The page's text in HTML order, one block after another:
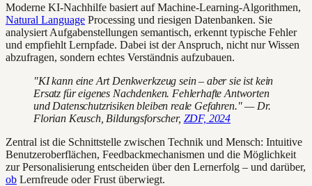
Moderne KI-Nachhilfe basiert auf Machine-Learning-Algorithmen,
Natural Language Processing und riesigen Datenbanken. Sie
analysiert Aufgabenstellungen semantisch, erkennt typische Fehler
und empfiehlt Lernpfade. Dabei ist der Anspruch, nicht nur Wissen
abzufragen, sondern echtes Verständnis aufzubauen.
"KI kann eine Art Denkwerkzeug sein – aber sie ist kein
Ersatz für eigenes Nachdenken. Fehlerhafte Antworten
und Datenschutzrisiken bleiben reale Gefahren." — Dr.
Florian Keusch, Bildungsforscher, ZDF, 2024
Zentral ist die Schnittstelle zwischen Technik und Mensch: Intuitive
Benutzeroberflächen, Feedbackmechanismen und die Möglichkeit
zur Personalisierung entscheiden über den Lernerfolg – und darüber,
ob Lernfreude oder Frust überwiegt.